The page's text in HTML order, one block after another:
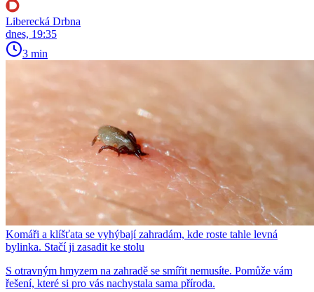
Liberecká Drbna
dnes, 19:35
3 min
Komáři a klíšťata se vyhýbají zahradám, kde roste tahle levná
bylinka. Stačí ji zasadit ke stolu
S otravným hmyzem na zahradě se smířit nemusíte. Pomůže vám
řešení, které si pro vás nachystala sama příroda.